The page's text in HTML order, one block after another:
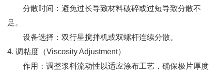
分散时间：避免过长导致材料破碎或过短导致分散不
足。
设备选择：双行星搅拌机或双螺杆连续分散。
4. 调粘度（Viscosity Adjustment）
作用：调整浆料流动性以适应涂布工艺，确保极片厚度